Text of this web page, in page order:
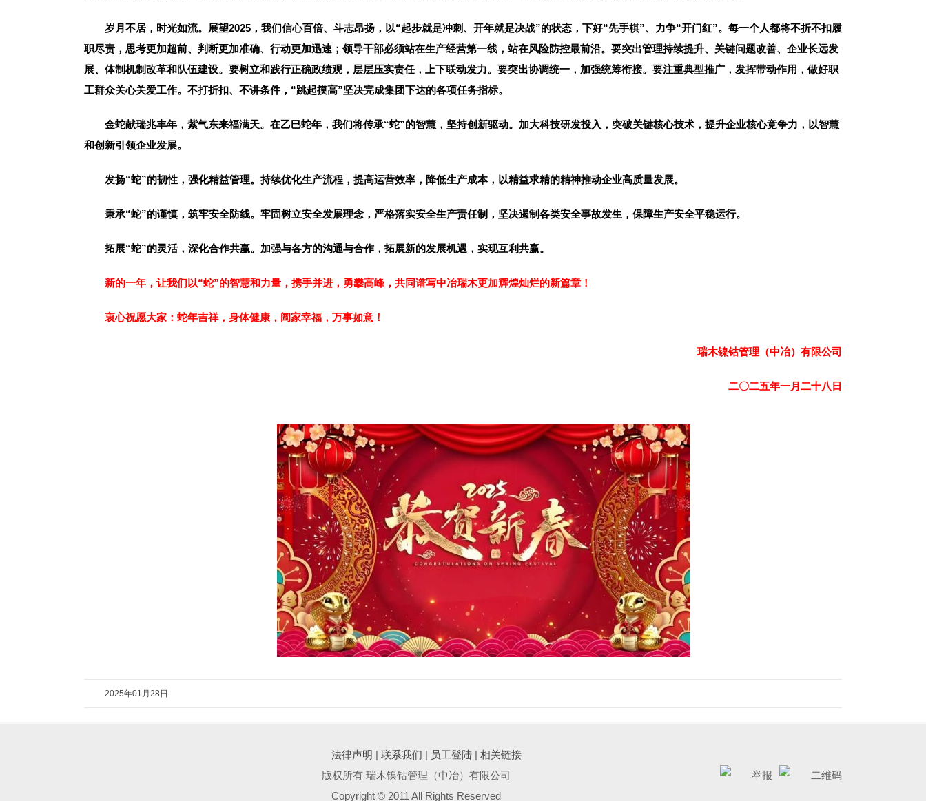
岁月不居，时光如流。展望2025，我们信心百倍、斗志昂扬，以“起步就是冲刺、开年就是决战”的状态，下好“先手棋”、力争“开门红”。每一个人都将不折不扣履
职尽责，思考更加超前、判断更加准确、行动更加迅速；领导干部必须站在生产经营第一线，站在风险防控最前沿。要突出管理持续提升、关键问题改善、企业长远发
展、体制机制改革和队伍建设。要树立和践行正确政绩观，层层压实责任，上下联动发力。要突出协调统一，加强统筹衔接。要注重典型推广，发挥带动作用，做好职
工群众关心关爱工作。不打折扣、不讲条件，“跳起摸高”坚决完成集团下达的各项任务指标。
金蛇献瑞兆丰年，紫气东来福满天。在乙巳蛇年，我们将传承“蛇”的智慧，坚持创新驱动。加大科技研发投入，突破关键核心技术，提升企业核心竞争力，以智慧
和创新引领企业发展。
发扬“蛇”的韧性，强化精益管理。持续优化生产流程，提高运营效率，降低生产成本，以精益求精的精神推动企业高质量发展。
秉承“蛇”的谨慎，筑牢安全防线。牢固树立安全发展理念，严格落实安全生产责任制，坚决遏制各类安全事故发生，保障生产安全平稳运行。
拓展“蛇”的灵活，深化合作共赢。加强与各方的沟通与合作，拓展新的发展机遇，实现互利共赢。
新的一年，让我们以“蛇”的智慧和力量，携手并进，勇攀高峰，共同谱写中冶瑞木更加辉煌灿烂的新篇章！
衷心祝愿大家：蛇年吉祥，身体健康，阖家幸福，万事如意！
瑞木镍钴管理（中冶）有限公司
二〇二五年一月二十八日
2025年01月28日
法律声明 | 联系我们 | 员工登陆 | 相关链接
版权所有 瑞木镍钴管理（中冶）有限公司
Copyright © 2011 All Rights Reserved